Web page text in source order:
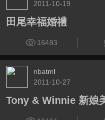
2011-10-19
田尾幸福婚禮
16483
nbatml
2011-10-27
Tony & Winnie 新娘